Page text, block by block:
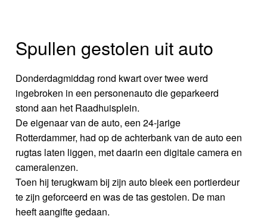
Spullen gestolen uit auto
Donderdagmiddag rond kwart over twee werd
ingebroken in een personenauto die geparkeerd
stond aan het Raadhuisplein.
De eigenaar van de auto, een 24-jarige
Rotterdammer, had op de achterbank van de auto een
rugtas laten liggen, met daarin een digitale camera en
cameralenzen.
Toen hij terugkwam bij zijn auto bleek een portierdeur
te zijn geforceerd en was de tas gestolen. De man
heeft aangifte gedaan.